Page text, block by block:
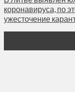
коронавируса, по
ужесточение